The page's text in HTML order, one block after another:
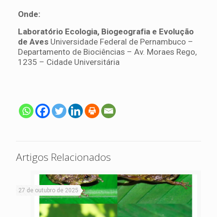
Onde:
Laboratório Ecologia, Biogeografia e Evolução
de AvesUniversidade Federal de Pernambuco –
Departamento de Biociências – Av. Moraes Rego,
1235 – Cidade Universitária
Artigos Relacionados
27 de outubro de 2025